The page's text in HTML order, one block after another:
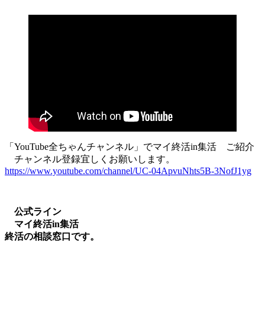
「YouTube全ちゃんチャンネル」でマイ終活in集活 ご紹介
チャンネル登録宜しくお願いします。
https://www.youtube.com/channel/UC-04ApvuNhts5B-3NofJ1yg
公式ライン
マイ終活in集活
終活の相談窓口です。